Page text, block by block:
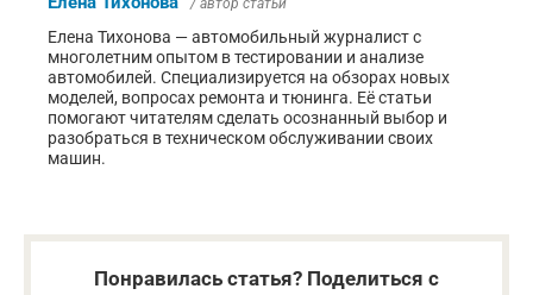
/ автор статьи
Елена Тихонова — автомобильный журналист с
многолетним опытом в тестировании и анализе
автомобилей. Специализируется на обзорах новых
моделей, вопросах ремонта и тюнинга. Её статьи
помогают читателям сделать осознанный выбор и
разобраться в техническом обслуживании своих
машин.
Понравилась статья? Поделиться с